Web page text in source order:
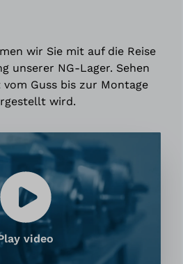
wir Sie mit auf die Reise
unserer NG-Lager. Sehen
Guss bis zur Montage
wird.
video